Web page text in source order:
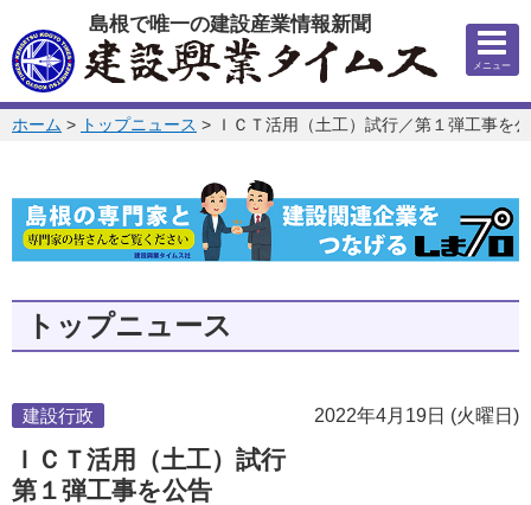
このページの本文へ
島根で唯一の建設産業情報新聞
メニュー
このページの位置:
ホーム > トップニュース > ＩＣＴ活用（土工）試行／第１弾工事を
トップニュース
2022年4月19日 (火曜日)
建設行政
ＩＣＴ活用（土工）試行
第１弾工事を公告